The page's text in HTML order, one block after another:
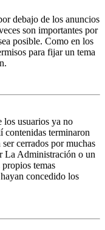
debajo de los anuncios
son importantes por
posible. Como en los
para fijar un tema
los usuarios ya no
contenidas terminaron
cerrados por muchas
La Administración o un
temas
concedido los